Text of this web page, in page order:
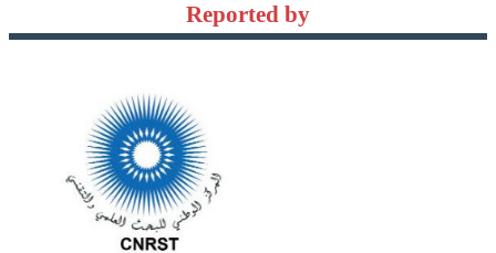
Reported by